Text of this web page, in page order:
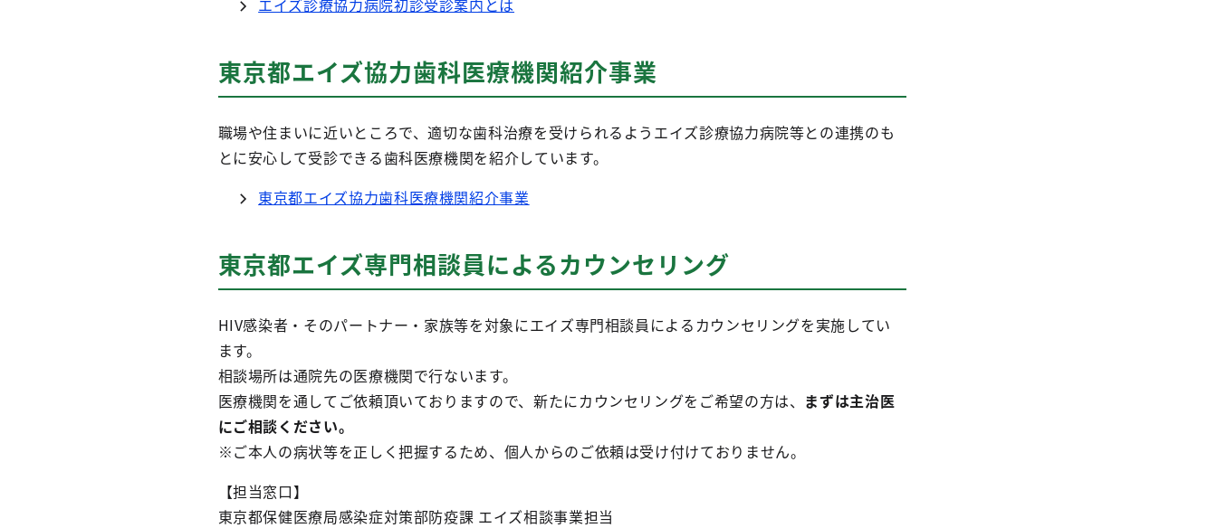
エイズ診療協力病院初診受診案内とは
東京都エイズ協力歯科医療機関紹介事業
職場や住まいに近いところで、適切な歯科治療を受けられるようエイズ診療協力病院等との連携のも
とに安心して受診できる歯科医療機関を紹介しています。
東京都エイズ協力歯科医療機関紹介事業
東京都エイズ専門相談員によるカウンセリング
HIV感染者・そのパートナー・家族等を対象にエイズ専門相談員によるカウンセリングを実施してい
ます。
相談場所は通院先の医療機関で行ないます。
医療機関を通してご依頼頂いておりますので、新たにカウンセリングをご希望の方は、 まずは主治医
にご相談ください。
※ご本人の病状等を正しく把握するため、個人からのご依頼は受け付けておりません。
【担当窓口】
東京都保健医療局感染症対策部防疫課 エイズ相談事業担当